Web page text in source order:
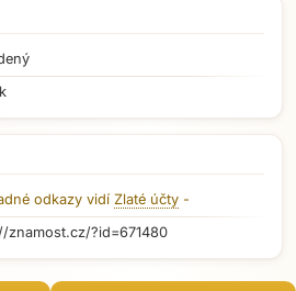
odkazy vidí Zlaté účty -
znamost.cz/?id=671480